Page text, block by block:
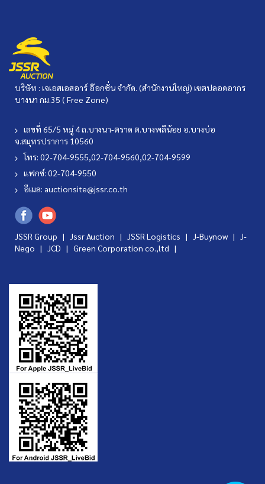
บริษัท : เจเอสเอสอาร์ อ๊อกชั่น จำกัด. (สำนักงานใหญ่) เขตปลอดอากร
บางนา กม.35 ( Free Zone)
เลขที่ 65/5 หมู่ 4 ถ.บางนา-ตราด ต.บางพลีน้อย อ.บางบ่อ
จ.สมุทรปราการ 10560
โทร: 02-704-9555,02-704-9560,02-704-9599
แฟกซ์: 02-704-9550
อีเมล: auctionsite@jssr.co.th
JSSR Group | Jssr Auction | JSSR Logistics | J-Buynow | J-
Nego | JCD | Green Corporation co.,ltd |